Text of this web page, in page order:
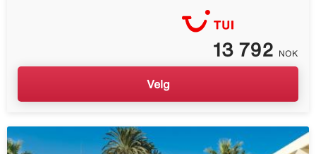
13 792 NOK
Velg